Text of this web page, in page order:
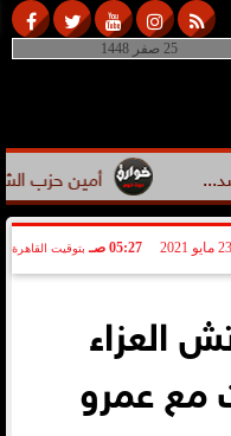
25 صفر 1448
أمين حزب الشعب
05:27 صـ بتوقيت القاهرة
العزاء
عمرو